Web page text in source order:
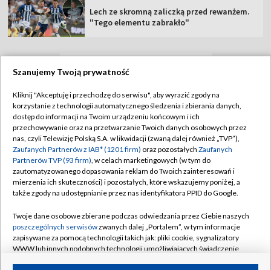
Lech ze skromną zaliczką przed rewanżem.
"Tego elementu zabrakło"
Abonament TVP
Sklep TVP
Biuro Reklamy
Oferta Handlowa
Telegazeta ogłoszenia
Rada Programowa
Ogłoszenia przetargowe
Akademia Telewizyjna
Regulamin TVP
Polityka prywatności
Moje zgody
Biuro reklamy
Kontakt
Kanały
©2026 Telewizja Polska Spółka Akcyjna w likwidacji
Szanujemy Twoją prywatność
Kliknij "Akceptuję i przechodzę do serwisu", aby wyrazić zgody na
korzystanie z technologii automatycznego śledzenia i zbierania danych,
dostęp do informacji na Twoim urządzeniu końcowym i ich
przechowywanie oraz na przetwarzanie Twoich danych osobowych przez
nas, czyli Telewizję Polską S.A. w likwidacji (zwaną dalej również „TVP”),
Zaufanych Partnerów z IAB* (1201 firm) oraz pozostałych Zaufanych
Partnerów TVP (93 firm), w celach marketingowych (w tym do
zautomatyzowanego dopasowania reklam do Twoich zainteresowań i
mierzenia ich skuteczności) i pozostałych, które wskazujemy poniżej, a
także zgody na udostępnianie przez nas identyfikatora PPID do Google.
Twoje dane osobowe zbierane podczas odwiedzania przez Ciebie naszych
poszczególnych serwisówzwanych dalej „Portalem”, w tym informacje
zapisywane za pomocą technologii takich jak: pliki cookie, sygnalizatory
WWW lub innych podobnych technologii umożliwiających świadczenie